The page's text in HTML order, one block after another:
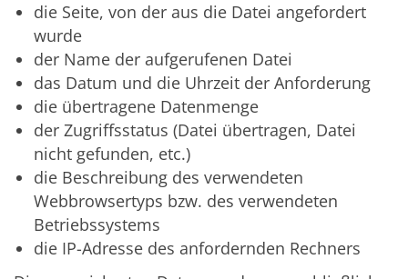
die Seite, von der aus die Datei angefordert
wurde
der Name der aufgerufenen Datei
das Datum und die Uhrzeit der Anforderung
die übertragene Datenmenge
der Zugriffsstatus (Datei übertragen, Datei
nicht gefunden, etc.)
die Beschreibung des verwendeten
Webbrowsertyps bzw. des verwendeten
Betriebssystems
die IP-Adresse des anfordernden Rechners